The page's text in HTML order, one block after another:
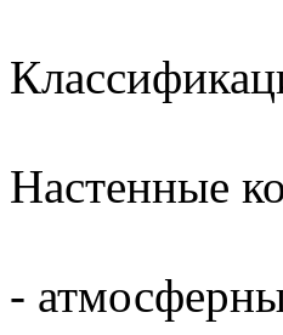
Настенные
-